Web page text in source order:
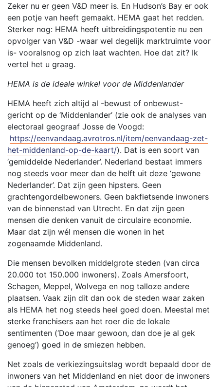
Zeker nu er geen V&D meer is. En Hudson’s Bay er ook
een potje van heeft gemaakt. HEMA gaat het redden.
Sterker nog: HEMA heeft uitbreidingspotentie nu een
opvolger van V&D -waar wel degelijk marktruimte voor
is- vooralsnog op zich laat wachten. Hoe dat zit? Ik
vertel het u graag.
HEMA is de ideale winkel voor de Middenlander
HEMA heeft zich altijd al -bewust of onbewust-
gericht op de ‘Middenlander’ (zie ook de analyses van
electoraal geograaf Josse de Voogd:
https://eenvandaag.avrotros.nl/item/eenvandaag-zet-
het-middenland-op-de-kaart/). Dat is een soort van
‘gemiddelde Nederlander’. Nederland bestaat immers
nog steeds voor meer dan de helft uit deze ‘gewone
Nederlander’. Dat zijn geen hipsters. Geen
grachtengordelbewoners. Geen bakfietsende inwoners
van de binnenstad van Utrecht. En dat zijn geen
mensen die denken vanuit de circulaire economie.
Maar dat zijn wél mensen die wonen in het
zogenaamde Middenland.
Die mensen bevolken middelgrote steden (van circa
20.000 tot 150.000 inwoners). Zoals Amersfoort,
Schagen, Meppel, Wolvega en nog talloze andere
plaatsen. Vaak zijn dit dan ook de steden waar zaken
als HEMA het nog steeds heel goed doen. Meestal met
sterke franchisers aan het roer die de lokale
sentimenten (‘Doe maar gewoon, dan doe je al gek
genoeg’) goed in de smiezen hebben.
Net zoals de verkiezingsuitslag wordt bepaald door de
inwoners van het Middenland en niet door de inwoners